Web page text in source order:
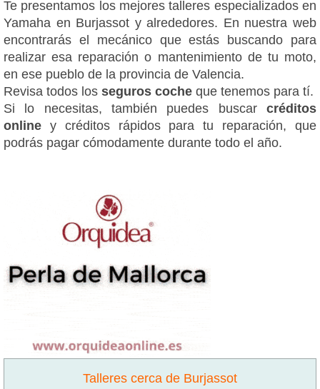
Te presentamos los mejores talleres especializados en
Yamaha en Burjassot y alrededores. En nuestra web
encontrarás el mecánico que estás buscando para
realizar esa reparación o mantenimiento de tu moto,
en ese pueblo de la provincia de Valencia.
Revisa todos los seguros coche que tenemos para tí.
Si lo necesitas, también puedes buscar créditos
online y créditos rápidos para tu reparación, que
podrás pagar cómodamente durante todo el año.
Talleres cerca de Burjassot